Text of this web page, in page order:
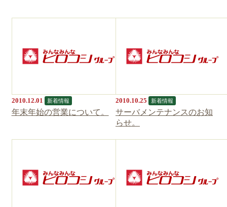
2010.12.01 新着情報
年末年始の営業について。
2010.10.25 新着情報
サーバメンテナンスのお知
らせ。